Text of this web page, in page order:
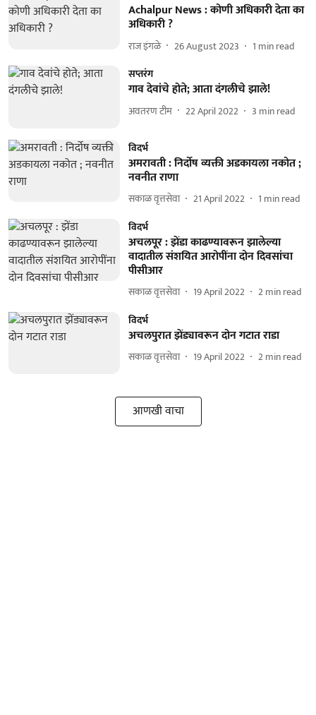
Achalpur News : कोणी अधिकारी देता का
अधिकारी ?
राज इंगळे 26 August 2023 1 min read
सप्तरंग
गाव देवांचे होते; आता दंगलीचे झाले!
अवतरण टीम 22 April 2022 3 min read
विदर्भ
अमरावती : निर्दोष व्यक्ती अडकायला नकोत ;
नवनीत राणा
सकाळ वृत्तसेवा 21 April 2022 1 min read
विदर्भ
अचलपूर : झेंडा काढण्यावरून झालेल्या
वादातील संशयित आरोपींना दोन दिवसांचा
पीसीआर
सकाळ वृत्तसेवा 19 April 2022 2min read
विदर्भ
अचलपुरात झेंड्यावरून दोन गटात राडा
सकाळ वृत्तसेवा 19 April 2022 2min read
आणखी वाचा